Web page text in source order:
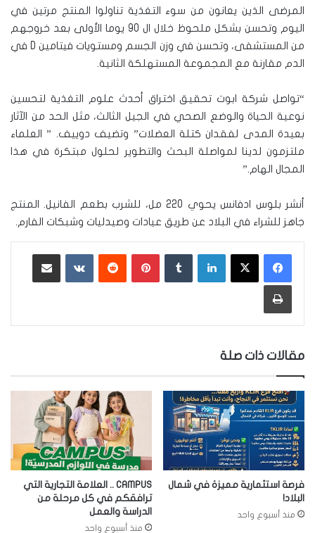
المرضى الذين يعانون من سوء التغذية تناولوا المنتج مرتين في
اليوم وتحسن بشكل ملحوظ خلال ال 90 يوما الأولى بعد خروجهم
من المستشفى، وتحسن في وزن الجسم ومستويات فيتامين D في
الدم مقارنة مع المجموعة المستهلكة الثانية.
“تواصل شركة ابوت تحقيق اختراق أحدث علوم التغذية لتحسين
نوعية الحياة والوضع الصحي في الجيل الثالث، مثل الحد من الآثار
بعيدة المدى لفقدان كتلة العضلات” وتضيف دوييف. ” العلماء
ملتزمون لدينا لمواصلة البحث والتطوير لحلول مبتكرة في هذا
المجال الهام.”
أنشر بلوس ادفانس يحوي 220 مل، للشرب بطعم الفانيل. المنتج
جاهز للشراء في البلاد عن طريق عيادات وصيدليات وشبكات الفارم.
لينكدإن بينتيريست ‏VKontakte
طباعة
مقالات ذات صلة
فرصة استثمارية مميزة في شمال
البلاد!
منذ أسبوع واحد
CAMPUS .. العلامة التجارية التي
ترافقكم في كل مرحلة من
الدراسة والعمل
منذ أسبوع واحد